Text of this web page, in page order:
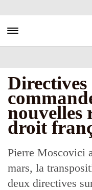
au
principal
Toggle navigation
Directives
nouvelles
droit
Pierre Moscovici
mars, la
deux directives